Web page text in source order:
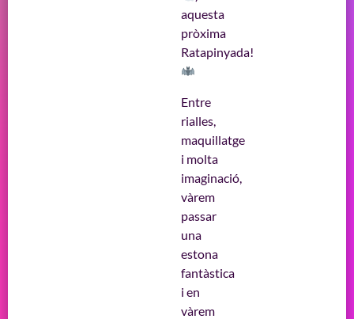
aquesta
pròxima
Ratapinyada!
Entre
rialles,
maquillatge
i molta
imaginació,
vàrem
passar
una
estona
fantàstica
i en
vàrem